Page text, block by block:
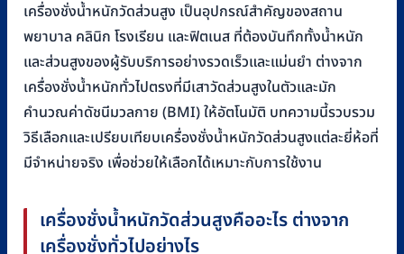
เครื่องชั่งน้ำหนักวัดส่วนสูง เป็นอุปกรณ์สำคัญของสถาน
พยาบาล คลินิก โรงเรียน และฟิตเนส ที่ต้องบันทึกทั้งน้ำหนัก
และส่วนสูงของผู้รับบริการอย่างรวดเร็วและแม่นยำ ต่างจาก
เครื่องชั่งน้ำหนักทั่วไปตรงที่มีเสาวัดส่วนสูงในตัวและมัก
คำนวณค่าดัชนีมวลกาย (BMI) ให้อัตโนมัติ บทความนี้รวบรวม
วิธีเลือกและเปรียบเทียบเครื่องชั่งน้ำหนักวัดส่วนสูงแต่ละยี่ห้อที่
มีจำหน่ายจริง เพื่อช่วยให้เลือกได้เหมาะกับการใช้งาน
เครื่องชั่งน้ำหนักวัดส่วนสูงคืออะไร ต่างจาก
เครื่องชั่งทั่วไปอย่างไร